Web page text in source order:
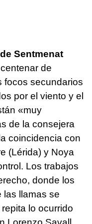
Sentmenat
de
focos secundarios
por el viento y el
«muy
de la consejera
coincidencia con
(Lérida) y Noya
Los trabajos
donde los
las llamas se
lo ocurrido